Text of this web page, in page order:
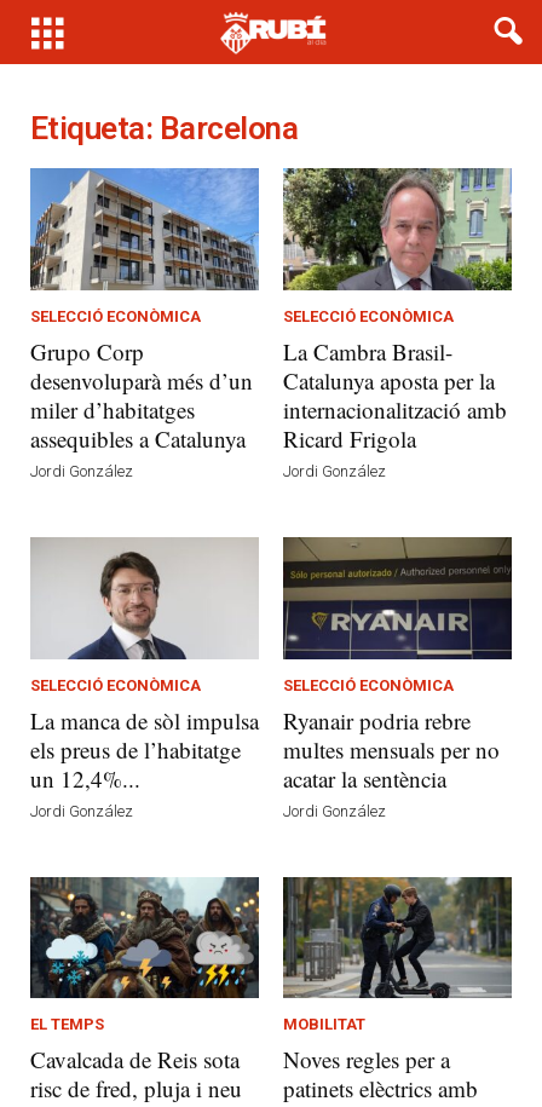
Etiqueta: Barcelona
SELECCIÓ ECONÒMICA
Grupo Corp
desenvoluparà més d’un
miler d’habitatges
assequibles a Catalunya
Jordi González
SELECCIÓ ECONÒMICA
La Cambra Brasil-
Catalunya aposta per la
internacionalització amb
Ricard Frigola
Jordi González
SELECCIÓ ECONÒMICA
La manca de sòl impulsa
els preus de l’habitatge
un 12,4%...
Jordi González
SELECCIÓ ECONÒMICA
Ryanair podria rebre
multes mensuals per no
acatar la sentència
Jordi González
EL TEMPS
Cavalcada de Reis sota
risc de fred, pluja i neu
MOBILITAT
Noves regles per a
patinets elèctrics amb